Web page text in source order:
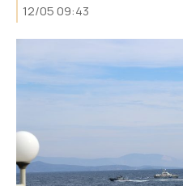
12/05 09:43